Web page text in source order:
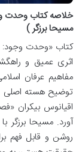
خلاصه کتاب وحدت
مسیحا برزگر )
کتاب «وحدت وجود:
اثری عمیق و
مفاهیم عرفان
توضیح هسته اصلی
اقیانوس بیکران
آورد. مسیحا برزگر
روشن و قابل فهم